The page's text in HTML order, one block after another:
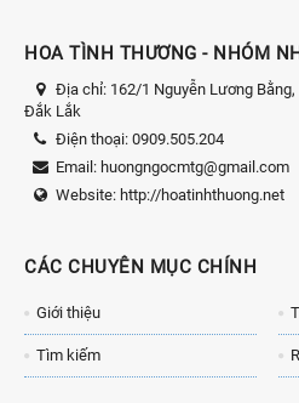
HOA TÌNH THƯƠNG - NHÓM
Địa chỉ: 162/1 Nguyễn Lương
Đắk Lắk
Điện thoại: 0909.505.204
Email: huongngocmtg@gmail.com
Website: http://hoatinhthuong.net
CÁC CHUYÊN MỤC CHÍNH
Giới thiệu
Tìm kiếm